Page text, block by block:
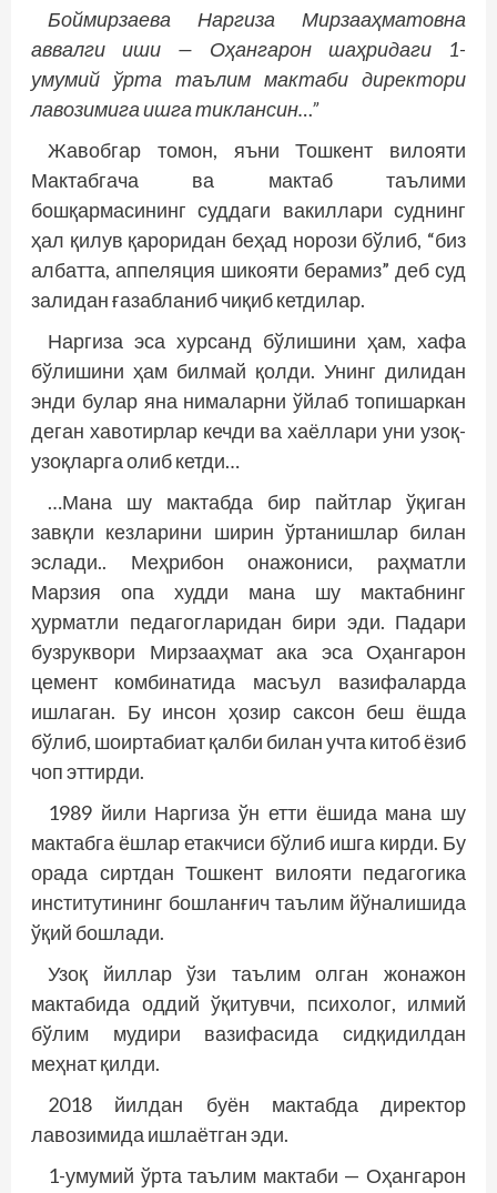
Боймирзаева Наргиза Мирзааҳматовна
аввалги иши — Оҳангарон шаҳридаги 1-
умумий ўрта таълим мактаби директори
лавозимига ишга тиклансин…”
Жавобгар томон, яъни Тошкент вилояти
Мактабгача ва мактаб таълими
бошқармасининг суддаги вакиллари суднинг
ҳал қилув қароридан беҳад норози бўлиб, “биз
албатта, аппеляция шикояти берамиз” деб суд
залидан ғазабланиб чиқиб кетдилар.
Наргиза эса хурсанд бўлишини ҳам, хафа
бўлишини ҳам билмай қолди. Унинг дилидан
энди булар яна нималарни ўйлаб топишаркан
деган хавотирлар кечди ва хаёллари уни узоқ-
узоқларга олиб кетди…
…Мана шу мактабда бир пайтлар ўқиган
завқли кезларини ширин ўртанишлар билан
эслади.. Меҳрибон онажониси, раҳматли
Марзия опа худди мана шу мактабнинг
ҳурматли педагогларидан бири эди. Падари
бузруквори Мирзааҳмат ака эса Оҳангарон
цемент комбинатида масъул вазифаларда
ишлаган. Бу инсон ҳозир саксон беш ёшда
бўлиб, шоиртабиат қалби билан учта китоб ёзиб
чоп эттирди.
1989 йили Наргиза ўн етти ёшида мана шу
мактабга ёшлар етакчиси бўлиб ишга кирди. Бу
орада сиртдан Тошкент вилояти педагогика
институтининг бошланғич таълим йўналишида
ўқий бошлади.
Узоқ йиллар ўзи таълим олган жонажон
мактабида оддий ўқитувчи, психолог, илмий
бўлим мудири вазифасида сидқидилдан
меҳнат қилди.
2018 йилдан буён мактабда директор
лавозимида ишлаётган эди.
1-умумий ўрта таълим мактаби — Оҳангарон